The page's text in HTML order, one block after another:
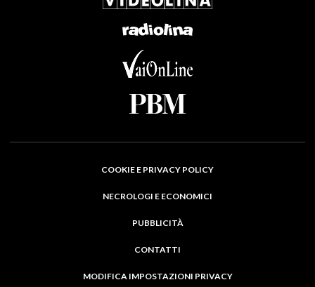
COOKIE E PRIVACY POLICY
NECROLOGI E ECONOMICI
PUBBLICITÀ
CONTATTI
MODIFICA IMPOSTAZIONI PRIVACY